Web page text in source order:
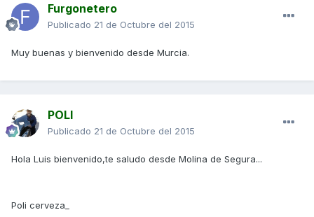
Furgonetero
Publicado 21 de Octubre del 2015
Muy buenas y bienvenido desde Murcia.
POLI
Publicado 21 de Octubre del 2015
Hola Luis bienvenido,te saludo desde Molina de Segura...
Poli cerveza_